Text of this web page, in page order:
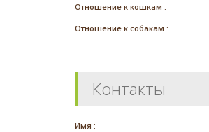
Отношение к кошкам :
Отношение к собакам :
Контакты
Имя :